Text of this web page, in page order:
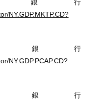
行
NY.GDP.MKTP.CD?
行
NY.GDP.PCAP.CD?
行